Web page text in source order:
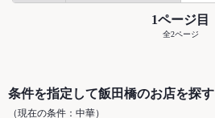
1ページ目
全2ページ
条件を指定して飯田橋のお店を探す
（現在の条件：中華）